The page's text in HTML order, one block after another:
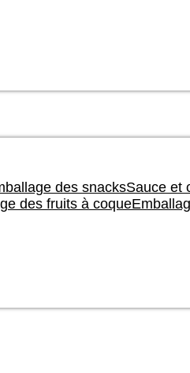
des snacksSauce et
des fruits à coque